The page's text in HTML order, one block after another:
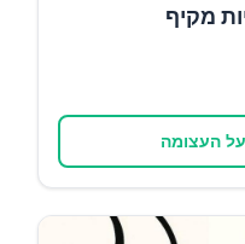
מקיף
העצומה